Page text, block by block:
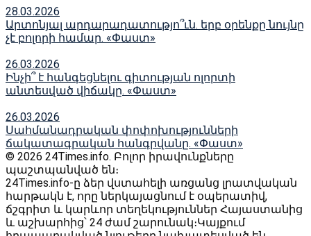
28.03.2026
Արտոնյալ արդարադատությո՞ւն. երբ օրենքը նույնը
չէ բոլորի համար. «Փաստ»
26.03.2026
Ինչի՞ է հանգեցնելու գիտության ոլորտի
անտեսված վիճակը. «Փաստ»
26.03.2026
Սահմանադրական փոփոխությունների
ճակատագրական հանգրվանը. «Փաստ»
© 2026 24Times.info․ Բոլոր իրավունքները
պաշտպանված են։
24Times.info-ը ձեր վստահելի առցանց լրատվական
հարթակն է, որը ներկայացնում է օպերատիվ,
ճշգրիտ և կարևոր տեղեկություններ Հայաստանից
և աշխարհից՝ 24 ժամ շարունակ։Կայքում